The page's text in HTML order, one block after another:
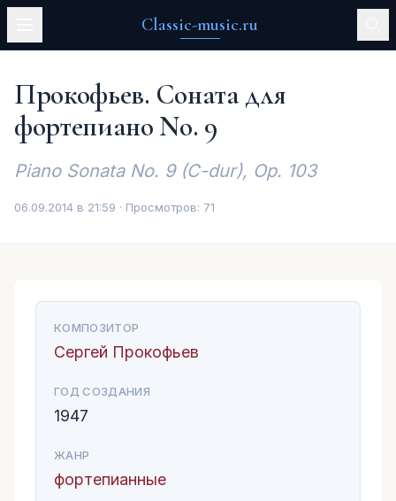
Classic-music.ru
Прокофьев. Соната для
фортепиано No. 9
Piano Sonata No. 9 (C-dur), Op. 103
06.09.2014 в 21:59 · Просмотров: 71
КОМПОЗИТОР
Сергей Прокофьев
ГОД СОЗДАНИЯ
1947
ЖАНР
фортепианные